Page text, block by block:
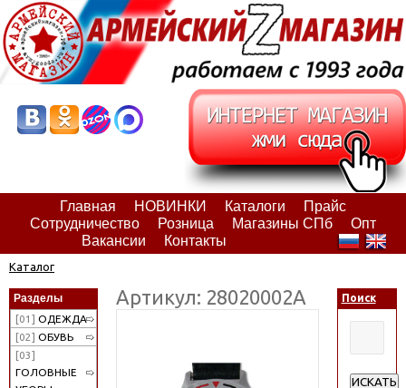
Главная НОВИНКИ Каталоги
Прайс
Сотрудничество
Розница Магазины СПб
Опт
Вакансии
Контакты
Каталог
Разделы
[01] ОДЕЖДА
[02] ОБУВЬ
[03]
ГОЛОВНЫЕ
Артикул: 28020002А Поиск
ИСКАТЬ